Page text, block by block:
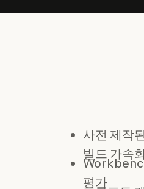
사전 제작
빌드 가속
평가